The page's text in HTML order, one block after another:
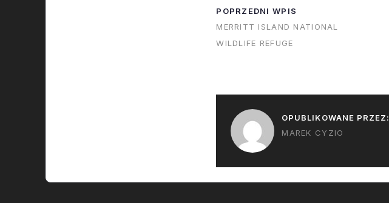
POPRZEDNI WPIS
MERRITT ISLAND NATIONAL
WILDLIFE REFUGE
OPUBLIKOWANE PRZEZ:
MAREK CYZIO